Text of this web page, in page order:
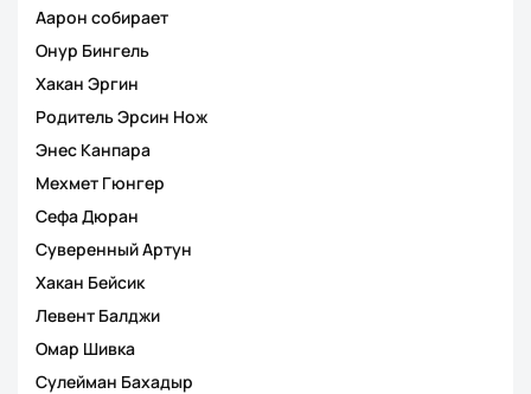
Аарон собирает
Онур Бингель
Хакан Эргин
Родитель Эрсин Нож
Энес Канпара
Мехмет Гюнгер
Сефа Дюран
Суверенный Артун
Хакан Бейсик
Левент Балджи
Омар Шивка
Сулейман Бахадыр